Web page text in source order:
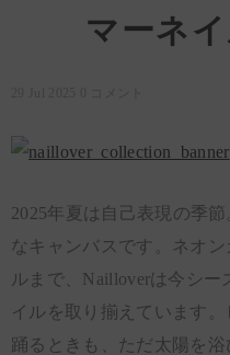
マーネ
2025年夏は自己表現の季
なキャンバスです。ネオ
ルまで、Nailloverは今シ
イルを取り揃えています
踊るときも、ただ太陽を浴